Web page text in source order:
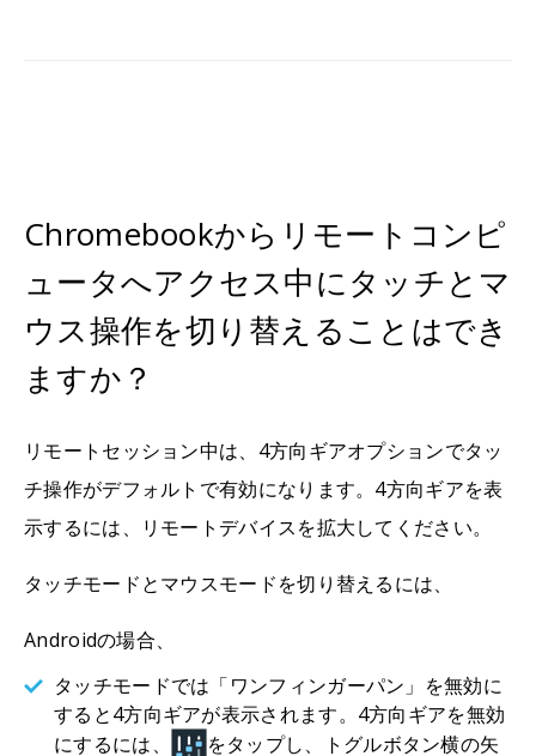
Chromebookからリモートコンピ
ュータへアクセス中にタッチとマ
ウス操作を切り替えることはでき
ますか？
リモートセッション中は、4方向ギアオプションでタッ
チ操作がデフォルトで有効になります。4方向ギアを表
示するには、リモートデバイスを拡大してください。
タッチモードとマウスモードを切り替えるには、
Androidの場合、
タッチモードでは「ワンフィンガーパン」を無効に
すると4方向ギアが表示されます。4方向ギアを無効
にするには、
をタップし、トグルボタン横の矢